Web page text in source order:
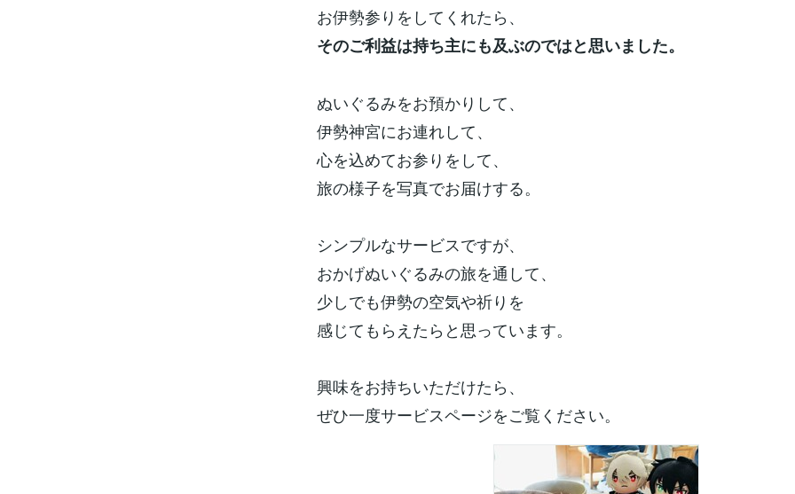
お伊勢参りをしてくれたら、
そのご利益は持ち主にも及ぶのではと思いました。
ぬいぐるみをお預かりして、
伊勢神宮にお連れして、
心を込めてお参りをして、
旅の様子を写真でお届けする。
シンプルなサービスですが、
おかげぬいぐるみの旅を通して、
少しでも伊勢の空気や祈りを
感じてもらえたらと思っています。
興味をお持ちいただけたら、
ぜひ一度サービスページをご覧ください。